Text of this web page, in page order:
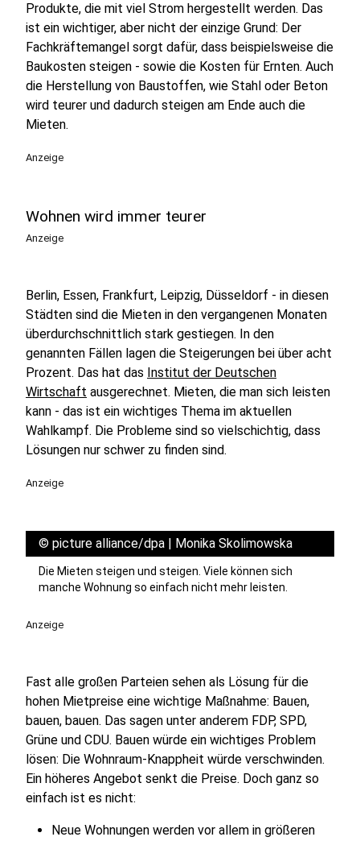
Produkte, die mit viel Strom hergestellt werden. Das
ist ein wichtiger, aber nicht der einzige Grund: Der
Fachkräftemangel sorgt dafür, dass beispielsweise die
Baukosten steigen - sowie die Kosten für Ernten. Auch
die Herstellung von Baustoffen, wie Stahl oder Beton
wird teurer und dadurch steigen am Ende auch die
Mieten.
Anzeige
Wohnen wird immer teurer
Anzeige
Berlin, Essen, Frankfurt, Leipzig, Düsseldorf - in diesen
Städten sind die Mieten in den vergangenen Monaten
überdurchschnittlich stark gestiegen. In den
genannten Fällen lagen die Steigerungen bei über acht
Prozent. Das hat das Institut der Deutschen
Wirtschaft ausgerechnet. Mieten, die man sich leisten
kann - das ist ein wichtiges Thema im aktuellen
Wahlkampf. Die Probleme sind so vielschichtig, dass
Lösungen nur schwer zu finden sind.
Anzeige
© picture alliance/dpa | Monika Skolimowska
Die Mieten steigen und steigen. Viele können sich
manche Wohnung so einfach nicht mehr leisten.
Anzeige
Fast alle großen Parteien sehen als Lösung für die
hohen Mietpreise eine wichtige Maßnahme: Bauen,
bauen, bauen. Das sagen unter anderem FDP, SPD,
Grüne und CDU. Bauen würde ein wichtiges Problem
lösen: Die Wohnraum-Knappheit würde verschwinden.
Ein höheres Angebot senkt die Preise. Doch ganz so
einfach ist es nicht:
Neue Wohnungen werden vor allem in größeren